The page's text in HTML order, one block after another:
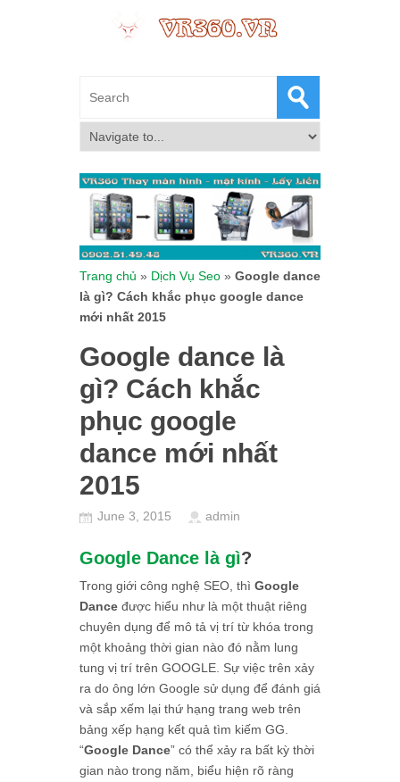
Trang chủ » Dịch Vụ Seo » Google dance
là gì? Cách khắc phục google dance
mới nhất 2015
Google dance là
gì? Cách khắc
phục google
dance mới nhất
2015
June 3, 2015 admin
Google Dance là gì?
Trong giới công nghệ SEO, thì Google
Dance được hiểu như là một thuật riêng
chuyên dụng để mô tả vị trí từ khóa trong
một khoảng thời gian nào đó nằm lung
tung vị trí trên GOOGLE. Sự việc trên xảy
ra do ông lớn Google sử dụng để đánh giá
và sắp xếm lại thứ hạng trang web trên
bảng xếp hạng kết quả tìm kiếm GG.
“Google Dance” có thể xảy ra bất kỳ thời
gian nào trong năm, biểu hiện rõ ràng